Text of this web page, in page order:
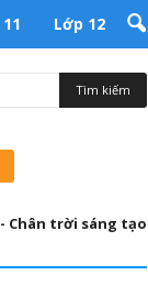
Lớp 12
Chân trời sáng tạo